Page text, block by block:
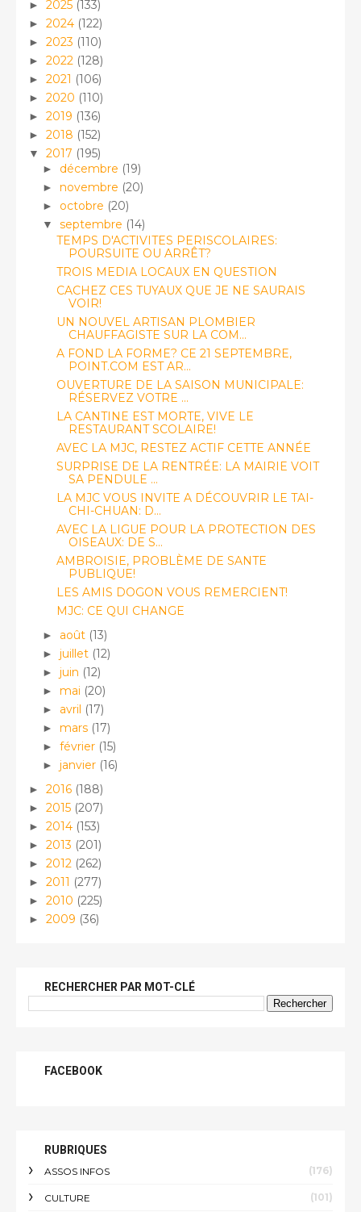
► 2025 (133)
► 2024 (122)
► 2023 (110)
► 2022 (128)
► 2021 (106)
► 2020 (110)
► 2019 (136)
► 2018 (152)
▼ 2017 (195)
► décembre (19)
► novembre (20)
► octobre (20)
▼ septembre (14)
TEMPS D'ACTIVITES PERISCOLAIRES:
POURSUITE OU ARRÊT?
TROIS MEDIA LOCAUX EN QUESTION
CACHEZ CES TUYAUX QUE JE NE SAURAIS
VOIR!
UN NOUVEL ARTISAN PLOMBIER
CHAUFFAGISTE SUR LA COM...
A FOND LA FORME? CE 21 SEPTEMBRE,
POINT.COM EST AR...
OUVERTURE DE LA SAISON MUNICIPALE:
RÉSERVEZ VOTRE ...
LA CANTINE EST MORTE, VIVE LE
RESTAURANT SCOLAIRE!
AVEC LA MJC, RESTEZ ACTIF CETTE ANNÉE
SURPRISE DE LA RENTRÉE: LA MAIRIE VOIT
SA PENDULE ...
LA MJC VOUS INVITE A DÉCOUVRIR LE TAI-
CHI-CHUAN: D...
AVEC LA LIGUE POUR LA PROTECTION DES
OISEAUX: DE S...
AMBROISIE, PROBLÈME DE SANTE
PUBLIQUE!
LES AMIS DOGON VOUS REMERCIENT!
MJC: CE QUI CHANGE
► août (13)
► juillet (12)
► juin (12)
► mai (20)
► avril (17)
► mars (17)
► février (15)
► janvier (16)
► 2016 (188)
► 2015 (207)
► 2014 (153)
► 2013 (201)
► 2012 (262)
► 2011 (277)
► 2010 (225)
► 2009 (36)
RECHERCHER PAR MOT-CLÉ
FACEBOOK
RUBRIQUES
ASSOS INFOS (176)
CULTURE (101)